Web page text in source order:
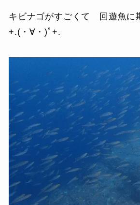
キビナゴがすごくて 回遊魚に
+.(・∀・)ﾟ+.